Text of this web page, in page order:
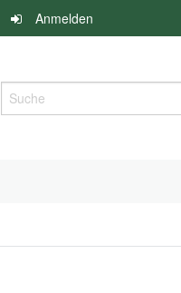
Anmelden
Suche